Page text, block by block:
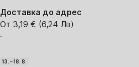
Доставка до адрес
От 3,19 € (6,24 Лв)
·
13. – 18. 8.